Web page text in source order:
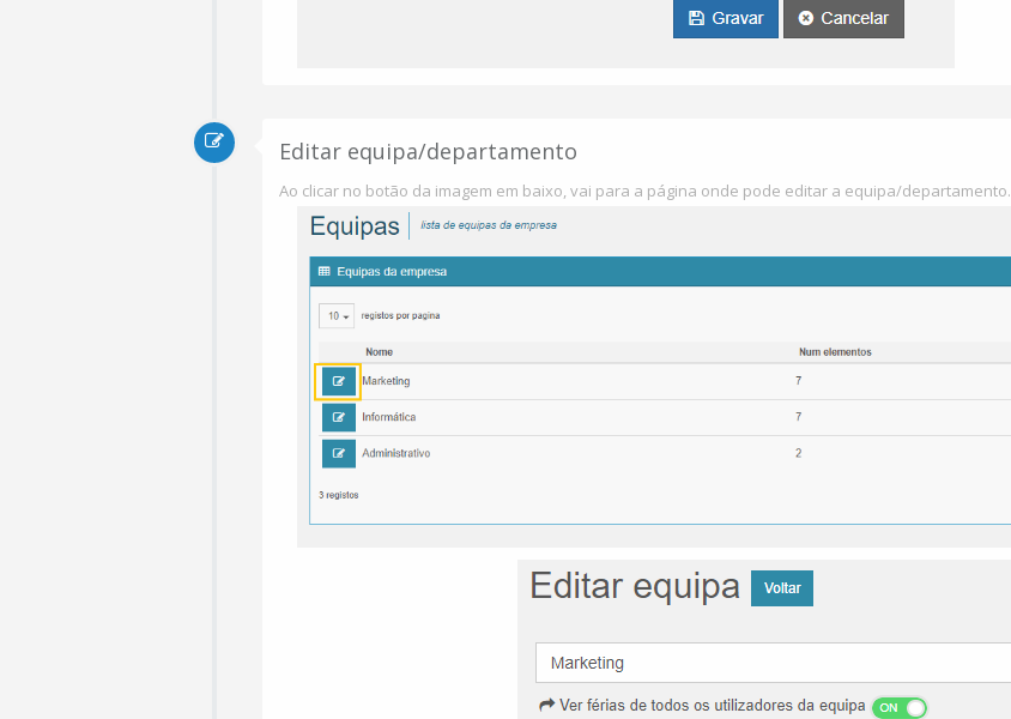
Editar equipa/departamento
Ao clicar no botão da imagem em baixo, vai para a página onde pode editar a equipa/departamento.